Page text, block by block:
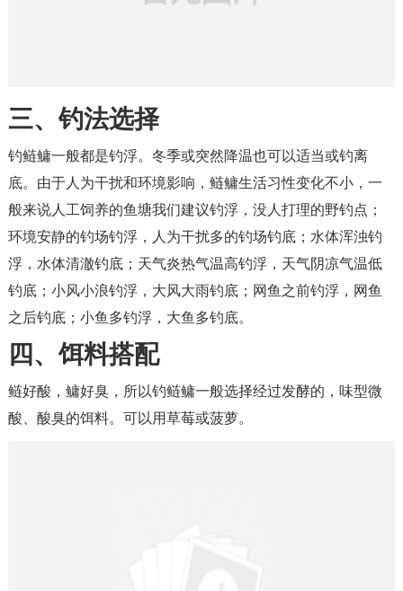
三、钓法选择
钓鲢鳙一般都是钓浮。冬季或突然降温也可以适当或钓离
底。由于人为干扰和环境影响，鲢鳙生活习性变化不小，一
般来说人工饲养的鱼塘我们建议钓浮，没人打理的野钓点；
环境安静的钓场钓浮，人为干扰多的钓场钓底；水体浑浊钓
浮，水体清澈钓底；天气炎热气温高钓浮，天气阴凉气温低
钓底；小风小浪钓浮，大风大雨钓底；网鱼之前钓浮，网鱼
之后钓底；小鱼多钓浮，大鱼多钓底。
四、饵料搭配
鲢好酸，鳙好臭，所以钓鲢鳙一般选择经过发酵的，味型微
酸、酸臭的饵料。可以用草莓或菠萝。